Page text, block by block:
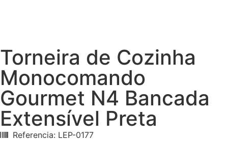
Torneira de Cozinha
Monocomando
Gourmet N4 Bancada
Extensível Preta
Referencia: LEP-0177